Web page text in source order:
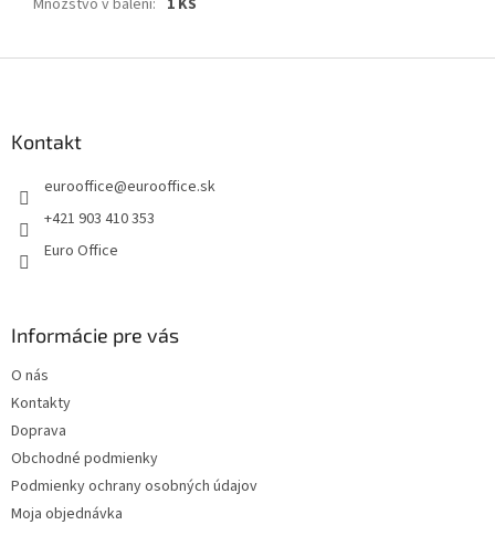
Kontakt
eurooffice@eurooffice.sk
+421 903 410 353
Euro Office
Informácie pre vás
O nás
Kontakty
Doprava
Obchodné podmienky
Podmienky ochrany osobných údajov
Moja objednávka